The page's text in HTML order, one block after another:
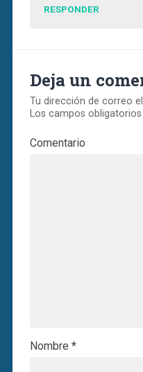
RESPONDER
Deja un
Tu dirección de correo
Los campos
Comentario
Nombre *